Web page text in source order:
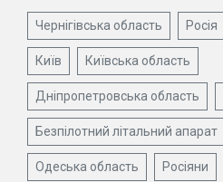
Чернігівська область Росія
Київ Київська область
Дніпропетровська область
Безпілотний літальний апарат
Одеська область Росіяни